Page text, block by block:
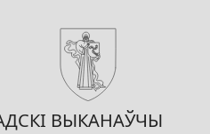
ВЫКАНАЎЧЫ